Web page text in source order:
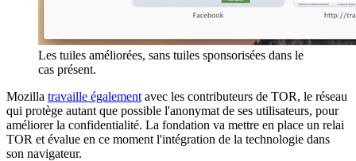
Les tuiles améliorées, sans tuiles sponsorisées dans le
cas présent.
Mozilla travaille également avec les contributeurs de TOR, le réseau
qui protège autant que possible l'anonymat de ses utilisateurs, pour
améliorer la confidentialité. La fondation va mettre en place un relai
TOR et évalue en ce moment l'intégration de la technologie dans
son navigateur.